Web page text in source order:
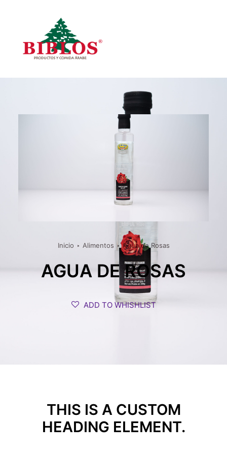
Inicio
Todos los Productos
Productos por Categoría
Inicio Alimentos Agua de Rosas
AGUA DE ROSAS
ADD TO WHISHLIST
THIS IS A CUSTOM
HEADING ELEMENT.